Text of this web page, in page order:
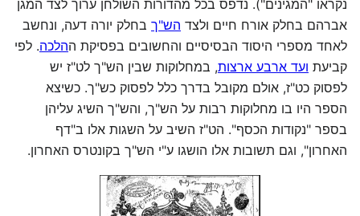
נקראו "המגינים"). נדפס בכל מהדורות השולחן ערוך לצד המגן
אברהם בחלק אורח חיים ולצד הש"ך בחלק יורה דעה, ונחשב
לאחד מספרי היסוד הבסיסיים והחשובים בפסיקת ההלכה. לפי
קביעת ועד ארבע ארצות, במחלוקות שבין הש"ך לט"ז יש
לפסוק כט"ז, אולם מקובל בדרך כלל לפסוק כש"ך. כשיצא
הספר היו בו מחלוקות רבות על הש"ך, והש"ך השיג עליהן
בספר "נקודות הכסף". הט"ז השיב על השגות אלו ב"דף
האחרון", וגם תשובות אלו הושגו ע"י הש"ך בקונטרס האחרון.